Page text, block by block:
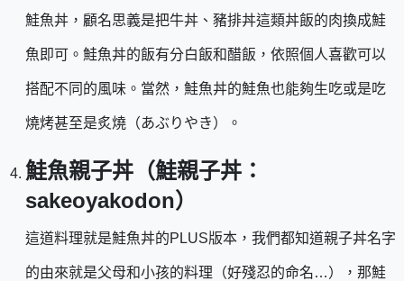
鮭魚丼，顧名思義是把牛丼、豬排丼這類丼飯的肉換成鮭
魚即可。鮭魚丼的飯有分白飯和醋飯，依照個人喜歡可以
搭配不同的風味。當然，鮭魚丼的鮭魚也能夠生吃或是吃
燒烤甚至是炙燒（あぶりやき）。
鮭魚親子丼（鮭親子丼：
sakeoyakodon）
這道料理就是鮭魚丼的PLUS版本，我們都知道親子丼名字
的由來就是父母和小孩的料理（好殘忍的命名…），那鮭